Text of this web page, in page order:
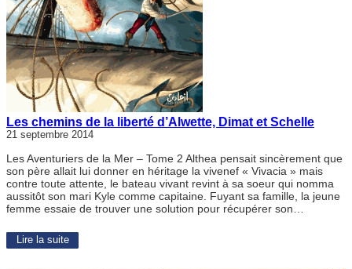
Les chemins de la liberté d’Alwette, Dimat et Schelle
21 septembre 2014
Les Aventuriers de la Mer – Tome 2 Althea pensait sincèrement que
son père allait lui donner en héritage la vivenef « Vivacia » mais
contre toute attente, le bateau vivant revint à sa soeur qui nomma
aussitôt son mari Kyle comme capitaine. Fuyant sa famille, la jeune
femme essaie de trouver une solution pour récupérer son…
Lire la suite